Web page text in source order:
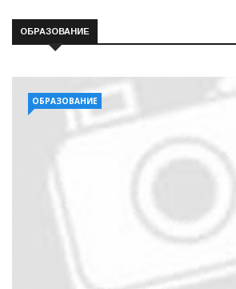
ОБРАЗОВАНИЕ
ОБРАЗОВАНИЕ